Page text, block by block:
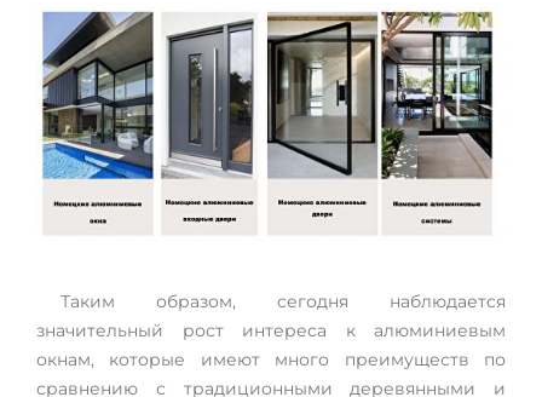
Таким образом, сегодня наблюдается
значительный рост интереса к алюминиевым
окнам, которые имеют много преимуществ по
сравнению с традиционными деревянными и